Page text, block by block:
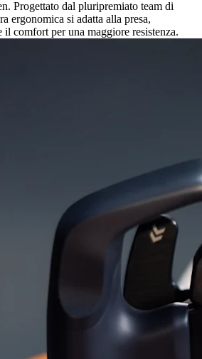
Progettato dal pluripremiato team di
ergonomica si adatta alla presa,
comfort per una maggiore resistenza.